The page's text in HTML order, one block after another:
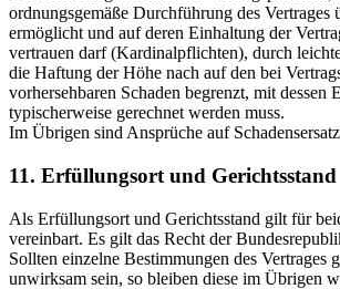
ordnungsgemäße Durchführung des Vertrages
ermöglicht und auf deren Einhaltung der
vertrauen darf (Kardinalpflichten), durch
die Haftung der Höhe nach auf den bei
vorhersehbaren Schaden begrenzt, mit dessen
typischerweise gerechnet werden muss.
Im Übrigen sind Ansprüche auf
11. Erfüllungsort und Gerichtsstand
Als Erfüllungsort und Gerichtsstand gilt für
vereinbart. Es gilt das Recht der
Sollten einzelne Bestimmungen des Vertrages
unwirksam sein, so bleiben diese im Übrigen